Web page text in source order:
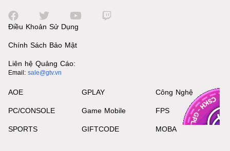
Điều Khoản Sử Dụng
Chính Sách Bảo Mật
Liên hệ Quảng Cáo:
Email: sale@gtv.vn
AOE
PC/CONSOLE
SPORTS
GPLAY
Game Mobile
GIFTCODE
Công Nghệ
FPS
MOBA